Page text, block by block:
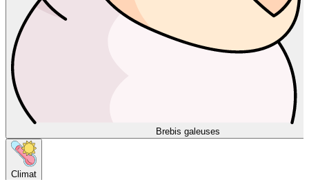
Brebis galeuses
Climat